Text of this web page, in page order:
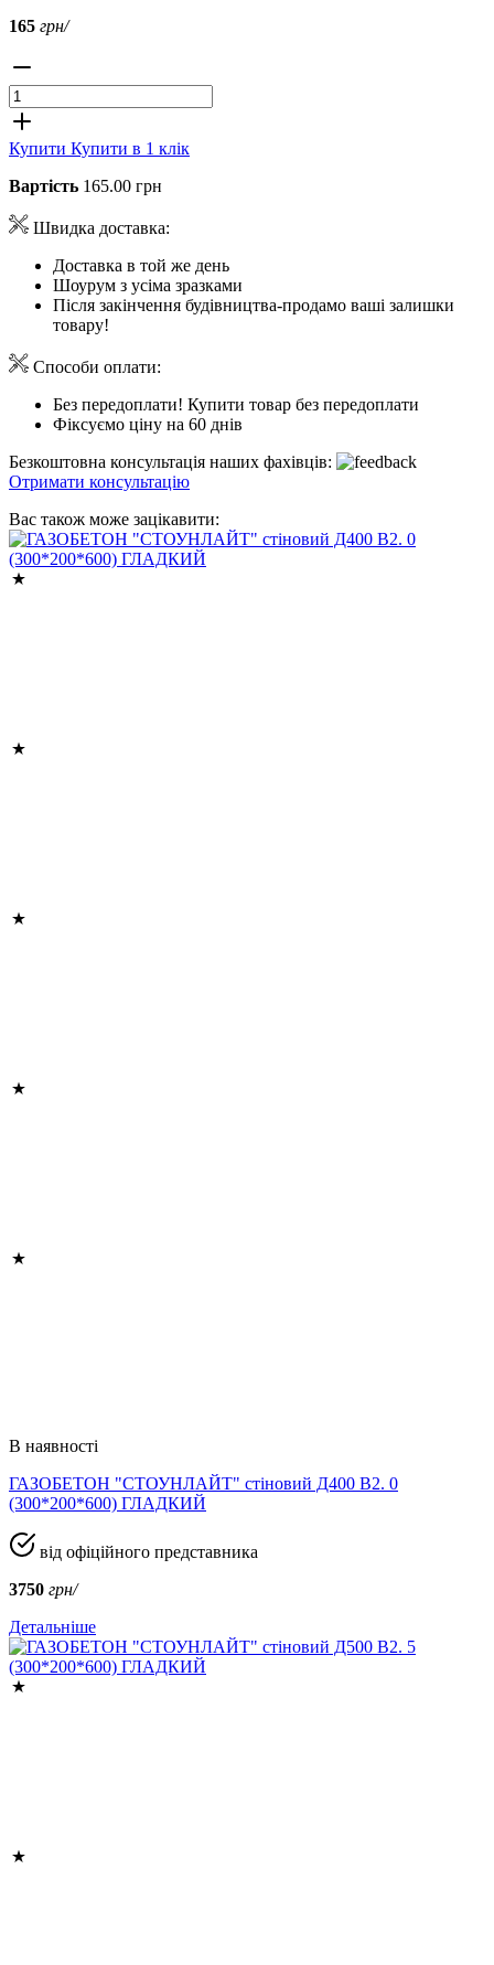
165 грн/
Купити Купити в 1 клік
Вартість 165.00 грн
Швидка доставка:
Доставка в той же день
Шоурум з усіма зразками
Після закінчення будівництва-продамо ваші залишки
товару!
Способи оплати:
Без передоплати! Купити товар без передоплати
Фіксуємо ціну на 60 днів
Безкоштовна консультація наших фахівців:
Отримати консультацію
Вас також може зацікавити:
В наявності
ГАЗОБЕТОН "СТОУНЛАЙТ" стіновий Д400 В2. 0
(300*200*600) ГЛАДКИЙ
від офіційного представника
3750 грн/
Детальніше